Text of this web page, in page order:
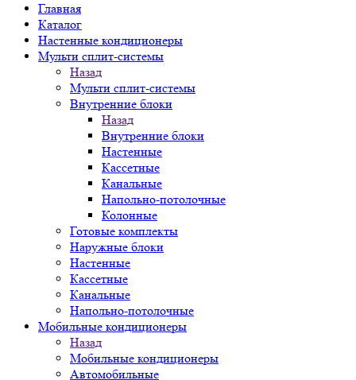
Главная
Каталог
Настенные кондиционеры
Мульти сплит-системы
Назад
Мульти сплит-системы
Внутренние блоки
Назад
Внутренние блоки
Настенные
Кассетные
Канальные
Напольно-потолочные
Колонные
Готовые комплекты
Наружные блоки
Настенные
Кассетные
Канальные
Напольно-потолочные
Мобильные кондиционеры
Назад
Мобильные кондиционеры
Автомобильные